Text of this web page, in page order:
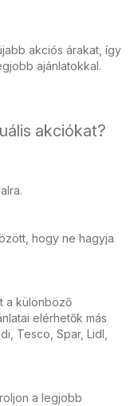
akciós árakat, így
ajánlatokkal.
akciókat?
hogy ne hagyja
a különböző
elérhetők más
Tesco, Spar, Lidl,
a legjobb